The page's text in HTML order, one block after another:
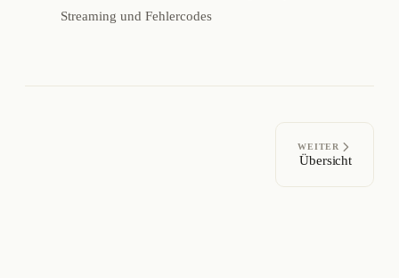
Streaming und Fehlercodes
WEITER
Übersicht